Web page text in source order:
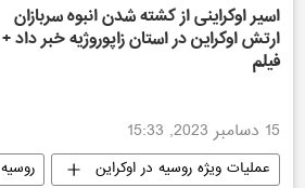
اسیر اوکراینی از کشته شدن انبوه سربازان
ارتش اوکراین در استان زاپوروژیه خبر داد +
فیلم
15 دسامبر 2023, 15:33
عملیات ویژه روسیه در اوکراین
روسیه